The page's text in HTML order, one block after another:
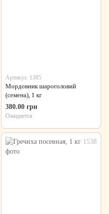
Артикул: 1385
Мордовник шароголовий
(семена), 1 кг
380.00 грн
Ожидается